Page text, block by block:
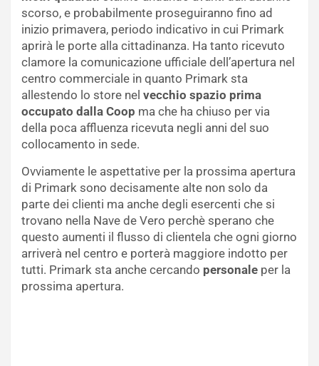
scorso, e probabilmente proseguiranno fino ad
inizio primavera, periodo indicativo in cui Primark
aprirà le porte alla cittadinanza. Ha tanto ricevuto
clamore la comunicazione ufficiale dell’apertura nel
centro commerciale in quanto Primark sta
allestendo lo store nel vecchio spazio prima
occupato dalla Coop ma che ha chiuso per via
della poca affluenza ricevuta negli anni del suo
collocamento in sede.
Ovviamente le aspettative per la prossima apertura
di Primark sono decisamente alte non solo da
parte dei clienti ma anche degli esercenti che si
trovano nella Nave de Vero perchè sperano che
questo aumenti il flusso di clientela che ogni giorno
arriverà nel centro e porterà maggiore indotto per
tutti. Primark sta anche cercando personale per la
prossima apertura.